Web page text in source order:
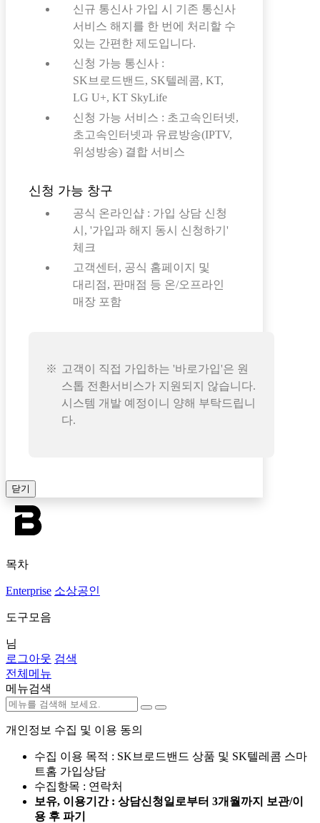
신규 통신사 가입 시 기존 통신사
서비스 해지를 한 번에 처리할 수
있는 간편한 제도입니다.
신청 가능 통신사 :
SK브로드밴드, SK텔레콤, KT,
LG U+, KT SkyLife
신청 가능 서비스 : 초고속인터넷,
초고속인터넷과 유료방송(IPTV,
위성방송) 결합 서비스
신청 가능 창구
공식 온라인샵 : 가입 상담 신청
시, '가입과 해지 동시 신청하기'
체크
고객센터, 공식 홈페이지 및
대리점, 판매점 등 온/오프라인
매장 포함
고객이 직접 가입하는 '바로가입'은 원
스톱 전환서비스가 지원되지 않습니다.
시스템 개발 예정이니 양해 부탁드립니
다.
닫기
목차
Enterprise 소상공인
도구모음
님
로그아웃 검색
전체메뉴
메뉴검색
개인정보 수집 및 이용 동의
수집 이용 목적 : SK브로드밴드 상품 및 SK텔레콤 스마
트홈 가입상담
수집항목 : 연락처
보유, 이용기간 : 상담신청일로부터 3개월까지 보관/이
용 후 파기